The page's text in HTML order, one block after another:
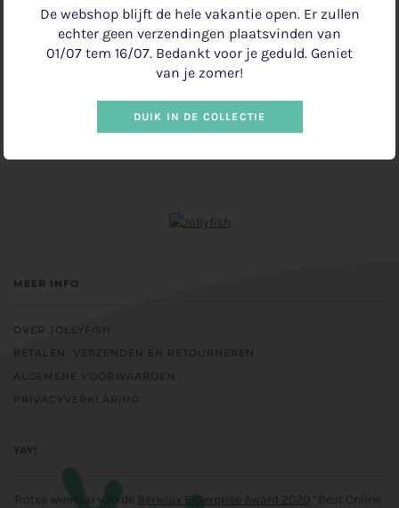
IN WINKELMANDJE •
MEER INFO
OVER JOLLYFISH
BETALEN, VERZENDEN EN RETOURNEREN
ALGEMENE VOORWAARDEN
PRIVACYVERKLARING
YAY!
Trotse winnaar van de Benelux Enterprise Award 2020 “Best Online
De webshop blijft de hele vakantie open. Er zullen
echter geen verzendingen plaatsvinden van
01/07 tem 16/07. Bedankt voor je geduld. Geniet
van je zomer!
DUIK IN DE COLLECTIE